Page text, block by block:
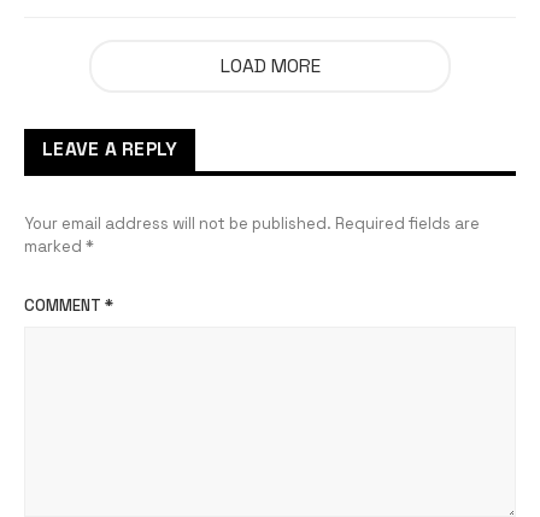
LOAD MORE
LEAVE A REPLY
Your email address will not be published. Required fields are
marked *
COMMENT *